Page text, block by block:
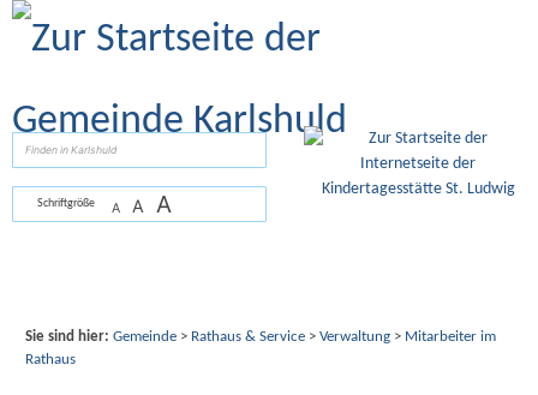
Zum Inhalt
Schriftgröße A A A
Sie sind hier: Gemeinde> Rathaus & Service> Verwaltung> Mitarbeiter im
Rathaus